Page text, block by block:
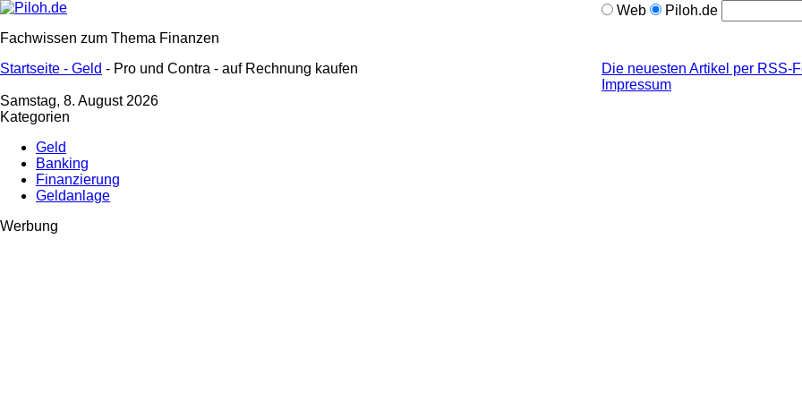
Fachwissen zum Thema Finanzen
Web Piloh.de
Startseite - Geld - Pro und Contra - auf Rechnung kaufen Die neuesten Artikel per RSS-
Impressum
Samstag, 8. August 2026
Kategorien
Geld
Banking
Finanzierung
Geldanlage
Werbung